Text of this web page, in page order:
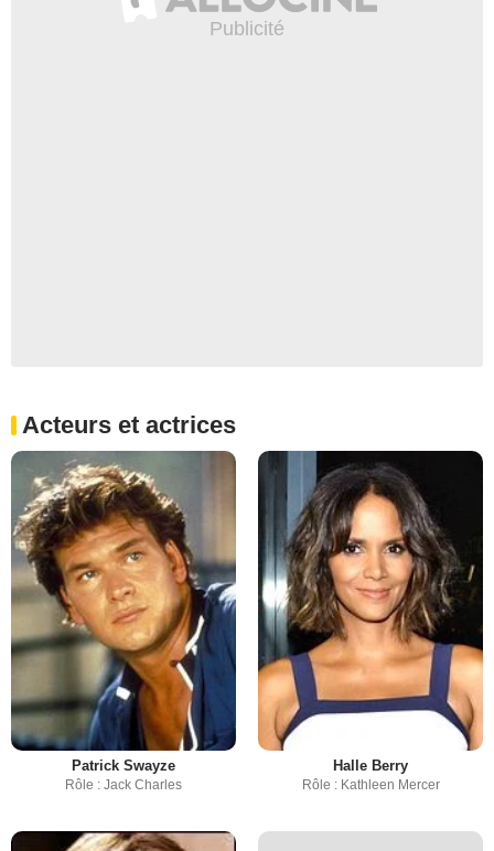
Acteurs et actrices
Patrick Swayze
Rôle : Jack Charles
Halle Berry
Rôle : Kathleen Mercer